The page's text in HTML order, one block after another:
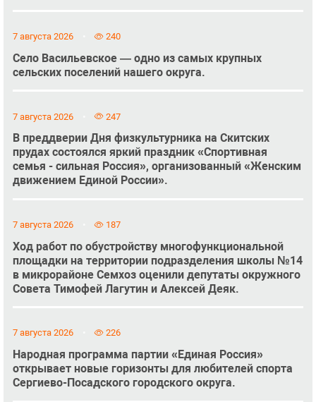
7 августа 2026 240
Село Васильевское — одно из самых крупных
сельских поселений нашего округа.
7 августа 2026 247
В преддверии Дня физкультурника на Скитских
прудах состоялся яркий праздник «Спортивная
семья - сильная Россия», организованный «Женским
движением Единой России».
7 августа 2026 187
Ход работ по обустройству многофункциональной
площадки на территории подразделения школы №14
в микрорайоне Семхоз оценили депутаты окружного
Совета Тимофей Лагутин и Алексей Деяк.
7 августа 2026 226
Народная программа партии «Единая Россия»
открывает новые горизонты для любителей спорта
Сергиево-Посадского городского округа.